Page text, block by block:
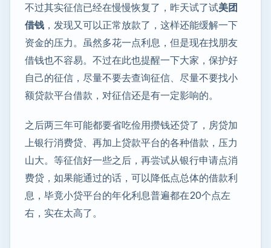
不过其实征信已经在慢慢恢复了，昨天试了试美团
借钱 ，发现又可以正常放款了，这样还能缓解一下
资金的压力。虽然多花一点利息，但是现在找朋友
借钱也不容易。不过在此也提醒一下大家，保护好
自己的征信，尽量不要去查询征信、尽量不要找小
额贷款平台借款，对征信还是有一定影响的。
之后两三年可能都要省吃俭用攒钱还贷了，房贷加
上银行消费贷、再加上贷款平台的各种借款，压力
山大。等征信好一些之后，再尝试从银行申请点消
费贷，如果能通过的话，可以降低点总体的借款利
息，毕竟小贷平台的年化利息普遍都在20个点左
右，实在太高了。